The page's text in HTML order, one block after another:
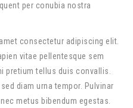
per conubia nostra
consectetur adipiscing elit.
vitae pellentesque sem
pretium tellus duis convallis.
diam urna tempor. Pulvinar
metus bibendum egestas.